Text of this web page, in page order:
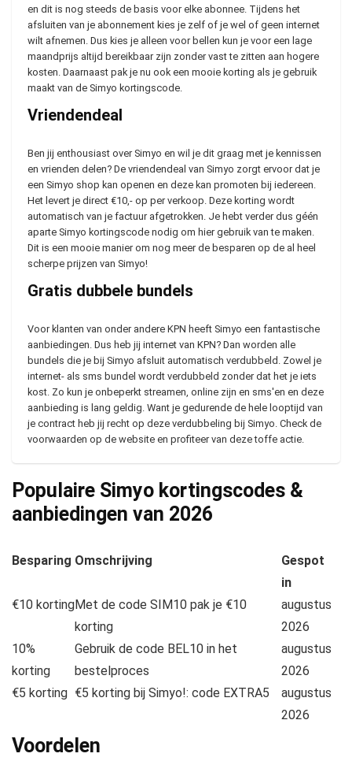
en dit is nog steeds de basis voor elke abonnee. Tijdens het
afsluiten van je abonnement kies je zelf of je wel of geen internet
wilt afnemen. Dus kies je alleen voor bellen kun je voor een lage
maandprijs altijd bereikbaar zijn zonder vast te zitten aan hogere
kosten. Daarnaast pak je nu ook een mooie korting als je gebruik
maakt van de Simyo kortingscode.
Vriendendeal
Ben jij enthousiast over Simyo en wil je dit graag met je kennissen
en vrienden delen? De vriendendeal van Simyo zorgt ervoor dat je
een Simyo shop kan openen en deze kan promoten bij iedereen.
Het levert je direct €10,- op per verkoop. Deze korting wordt
automatisch van je factuur afgetrokken. Je hebt verder dus géén
aparte Simyo kortingscode nodig om hier gebruik van te maken.
Dit is een mooie manier om nog meer de besparen op de al heel
scherpe prijzen van Simyo!
Gratis dubbele bundels
Voor klanten van onder andere KPN heeft Simyo een fantastische
aanbiedingen. Dus heb jij internet van KPN? Dan worden alle
bundels die je bij Simyo afsluit automatisch verdubbeld. Zowel je
internet- als sms bundel wordt verdubbeld zonder dat het je iets
kost. Zo kun je onbeperkt streamen, online zijn en sms'en en deze
aanbieding is lang geldig. Want je gedurende de hele looptijd van
je contract heb jij recht op deze verdubbeling bij Simyo. Check de
voorwaarden op de website en profiteer van deze toffe actie.
Populaire Simyo kortingscodes &
aanbiedingen van 2026
Besparing Omschrijving
Gespot
in
€10 kortingMet de code SIM10 pak je €10
korting
augustus
2026
10%
korting
Gebruik de code BEL10 in het
bestelproces
augustus
2026
€5 korting €5 korting bij Simyo!: code EXTRA5
augustus
2026
Voordelen